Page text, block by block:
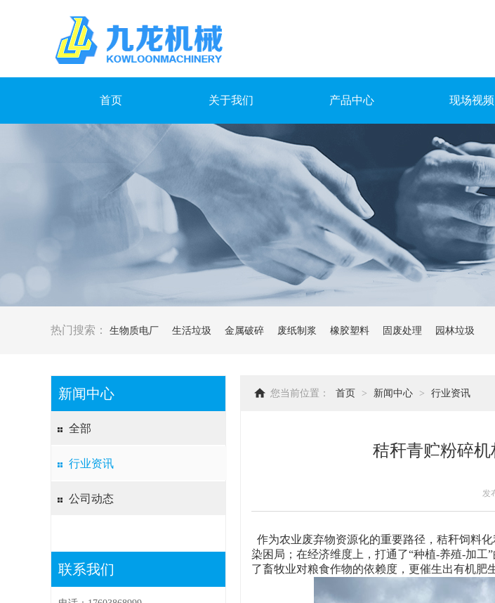
首页 关于我们 产品中心 现场视频
热门搜索： 生物质电厂 生活垃圾 金属破碎 废纸制浆 橡胶塑料 固废处理 园林垃圾
新闻中心
全部
行业资讯
公司动态
联系我们
您当前位置： 首页 > 新闻中心 > 行业资讯
秸秆青贮粉碎
发
作为农业废弃物资源化的重要路径，秸秆饲料
染困局；在经济维度上，打通了“种植-养殖-加
了畜牧业对粮食作物的依赖度，更催生出有机肥